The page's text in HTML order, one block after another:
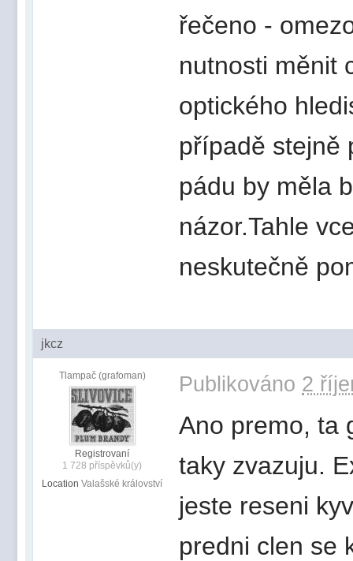
řečeno -
nutnosti měnit
optického
případě stejně
pádu by měla
názor.Tahle
neskutečně
jkcz
Tlampač (grafoman)
Registrovaní
1 728 příspěvků(y)
Location Valašské království
Publikováno 2
Ano premo, ta
taky zvazuju.
jeste reseni
predni clen se